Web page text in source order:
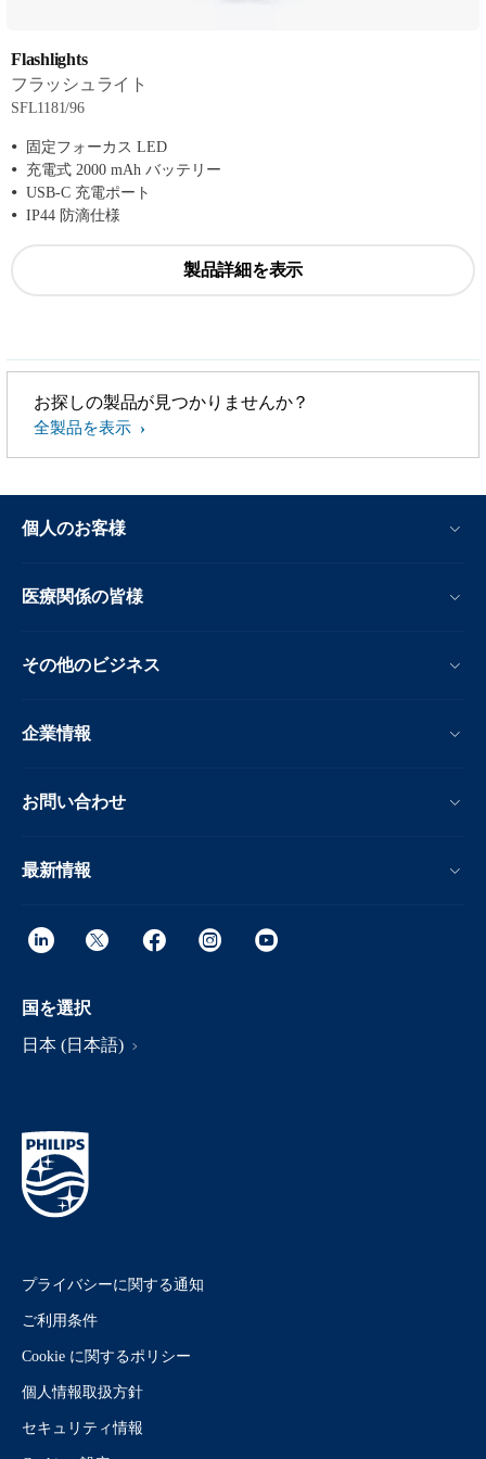
Flashlights
フラッシュライト
SFL1181/96
固定フォーカス LED
充電式 2000 mAh バッテリー
USB-C 充電ポート
IP44 防滴仕様
製品詳細を表示
お探しの製品が見つかりませんか？
全製品を表示
個人のお客様
医療関係の皆様
その他のビジネス
企業情報
お問い合わせ
最新情報
国を選択
日本 (日本語)
プライバシーに関する通知
ご利用条件
Cookie に関するポリシー
個人情報取扱方針
セキュリティ情報